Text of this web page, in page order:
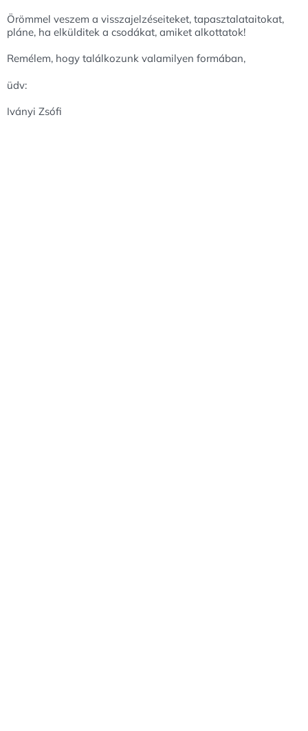
Örömmel veszem a visszajelzéseiteket, tapasztalataitokat,
pláne, ha elkülditek a csodákat, amiket alkottatok!
Remélem, hogy találkozunk valamilyen formában,
üdv:
Iványi Zsófi